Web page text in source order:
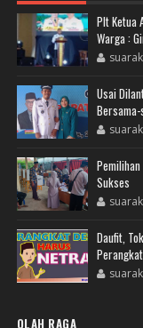
Plt Ketua
Warga :
Usai
Bersama-
Pemilihan
Sukses
Daufit,
OLAH RAGA